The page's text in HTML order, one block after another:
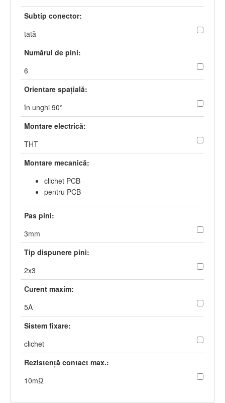
Subtip conector:
tată
Numărul de pini:
6
Orientare spaţială:
în unghi 90°
Montare electrică:
THT
Montare mecanică:
clichet PCB
pentru PCB
Pas pini:
3mm
Tip dispunere pini:
2x3
Curent maxim:
5A
Sistem fixare:
clichet
Rezistenţă contact max.:
10mΩ